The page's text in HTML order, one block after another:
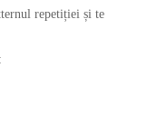
repetiției și te